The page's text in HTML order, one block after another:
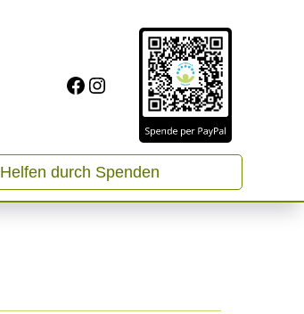
Facebook
Instagram
Helfen durch Spenden